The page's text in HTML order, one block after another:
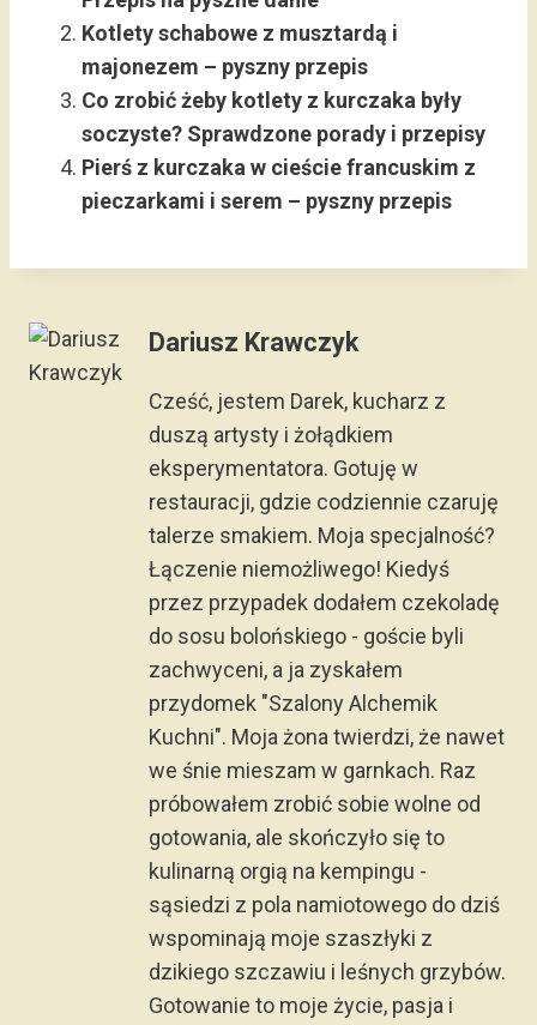
Kotlety schabowe z musztardą i
majonezem – pyszny przepis
Co zrobić żeby kotlety z kurczaka były
soczyste? Sprawdzone porady i przepisy
Pierś z kurczaka w cieście francuskim z
pieczarkami i serem – pyszny przepis
Dariusz Krawczyk
Cześć, jestem Darek, kucharz z
duszą artysty i żołądkiem
eksperymentatora. Gotuję w
restauracji, gdzie codziennie czaruję
talerze smakiem. Moja specjalność?
Łączenie niemożliwego! Kiedyś
przez przypadek dodałem czekoladę
do sosu bolońskiego - goście byli
zachwyceni, a ja zyskałem
przydomek "Szalony Alchemik
Kuchni". Moja żona twierdzi, że nawet
we śnie mieszam w garnkach. Raz
próbowałem zrobić sobie wolne od
gotowania, ale skończyło się to
kulinarną orgią na kempingu -
sąsiedzi z pola namiotowego do dziś
wspominają moje szaszłyki z
dzikiego szczawiu i leśnych grzybów.
Gotowanie to moje życie, pasja i